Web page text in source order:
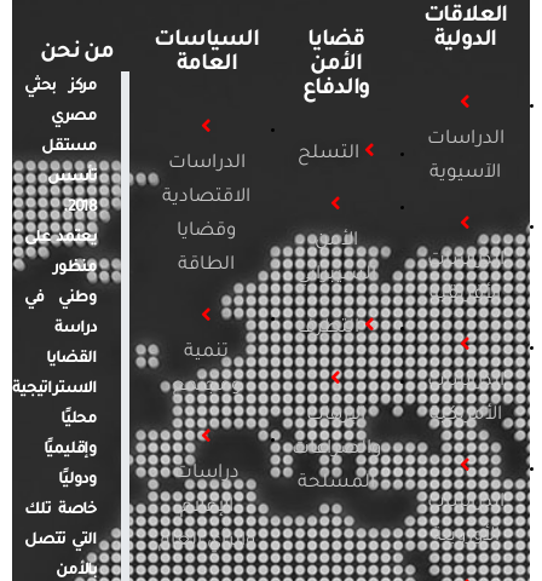
العلاقات
الدولية
الدراسات
الآسيوية
الدراسات
الأفريقية
الدراسات
الأمريكية
الدراسات
الأوروبية
قضايا
الأمن
والدفاع
التسلح
الأمن
السيبراني
التطرف
الإرهاب
والصراعات
المسلحة
السياسات
العامة
الدراسات
الاقتصادية
وقضايا
الطاقة
تنمية
ومجتمع
دراسات
الإعلام
والرأي العام
من نحن
مركز بحثي
مصري
مستقل
تأسس
2018.
يعتمد على
منظور
وطني في
دراسة
القضايا
الاستراتيجية
محليًا
وإقليميًا
ودوليًا
خاصة تلك
التي تتصل
بالأمن